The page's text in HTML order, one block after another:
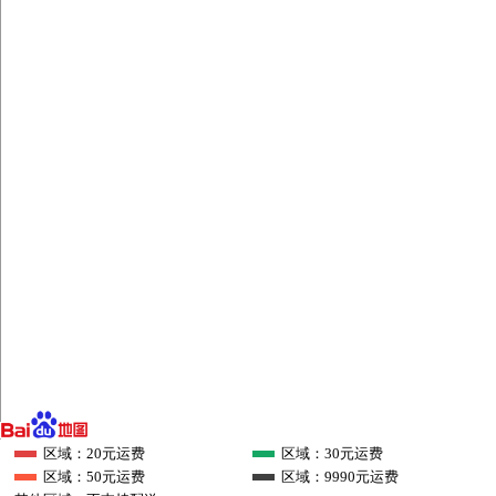
区域：20元运费
区域：30元运费
区域：50元运费
区域：9990元运费